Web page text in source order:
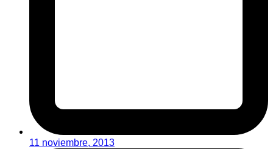
11 noviembre, 2013